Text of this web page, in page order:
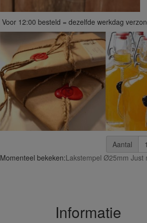
Voor 12:00 besteld = dezelfde werkdag
Aantal
Momenteel bekeken:Lakstempel Ø25mm Just
Informatie